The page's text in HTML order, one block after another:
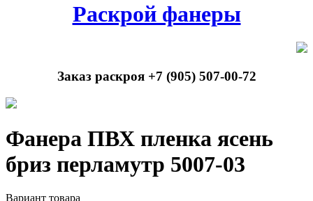
Раскрой фанеры
Заказ раскроя +7 (905) 507-00-72
Фанера ПВХ пленка ясень
бриз перламутр 5007-03
Вариант товара